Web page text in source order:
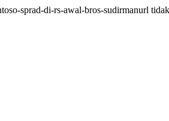
sprad-di-rs-awal-bros-sudirmanurl